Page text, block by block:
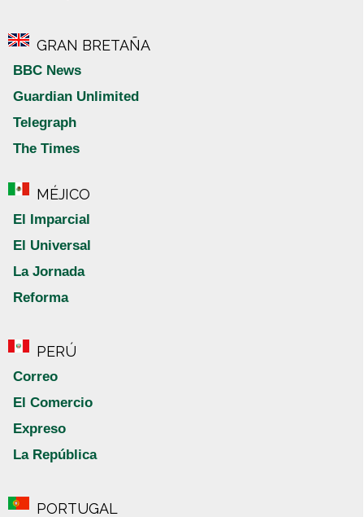
GRAN BRETAÑA
BBC News
Guardian Unlimited
Telegraph
The Times
MÉJICO
El Imparcial
El Universal
La Jornada
Reforma
PERÚ
Correo
El Comercio
Expreso
La República
PORTUGAL